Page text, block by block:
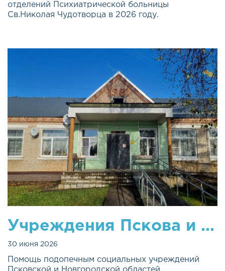
отделений Психиатрической больницы
Св.Николая Чудотворца в 2026 году.
Учреждения Пскова и Новгорода
30 июня 2026
Помощь подопечным социальных учреждений